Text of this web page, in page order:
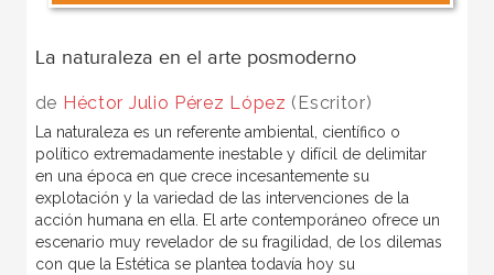
La naturaleza en el arte posmoderno
de Héctor Julio Pérez López (Escritor)
La naturaleza es un referente ambiental, científico o
político extremadamente inestable y difícil de delimitar
en una época en que crece incesantemente su
explotación y la variedad de las intervenciones de la
acción humana en ella. El arte contemporáneo ofrece un
escenario muy revelador de su fragilidad, de los dilemas
con que la Estética se plantea todavía hoy su